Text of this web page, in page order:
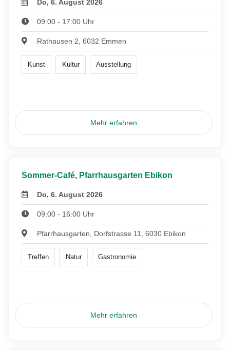
Do, 6. August 2026
09:00 - 17:00 Uhr
Rathausen 2, 6032 Emmen
Kunst Kultur Ausstellung
Mehr erfahren
Sommer-Café, Pfarrhausgarten Ebikon
Do, 6. August 2026
09:00 - 16:00 Uhr
Pfarrhausgarten, Dorfstrasse 11, 6030 Ebikon
Treffen Natur Gastronomie
Mehr erfahren